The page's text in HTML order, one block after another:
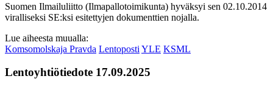
Suomen Ilmailuliitto (Ilmapallotoimikunta) hyväksyi sen 02.10.2014
viralliseksi SE:ksi esitettyjen dokumenttien nojalla.
Lue aiheesta muualla:
Komsomolskaja Pravda Lentoposti YLE KSML
Lentoyhtiötiedote 17.09.2025